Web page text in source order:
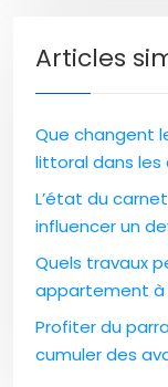
Articles
Que changent
littoral dans les
L’état du
influencer un
Quels travaux
appartement à
Profiter du
cumuler des